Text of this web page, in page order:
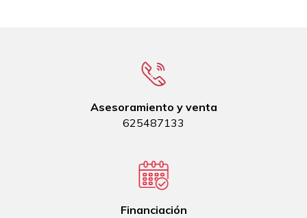
Asesoramiento y venta
625487133
Financiación